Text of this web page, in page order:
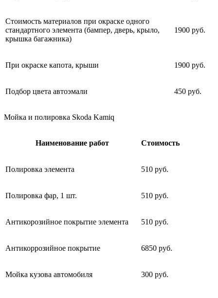
Стоимость материалов при окраске одного
стандартного элемента (бампер, дверь, крыло,
крышка багажника)
1900 руб.
При окраске капота, крыши 1900 руб.
Подбор цвета автоэмали 450 руб.
Мойка и полировка Skoda Kamiq
Наименование работ Стоимость
Полировка элемента 510 руб.
Полировка фар, 1 шт. 510 руб.
Антикорозийное покрытие элемента 510 руб.
Антикоррозийное покрытие 6850 руб.
Мойка кузова автомобиля 300 руб.